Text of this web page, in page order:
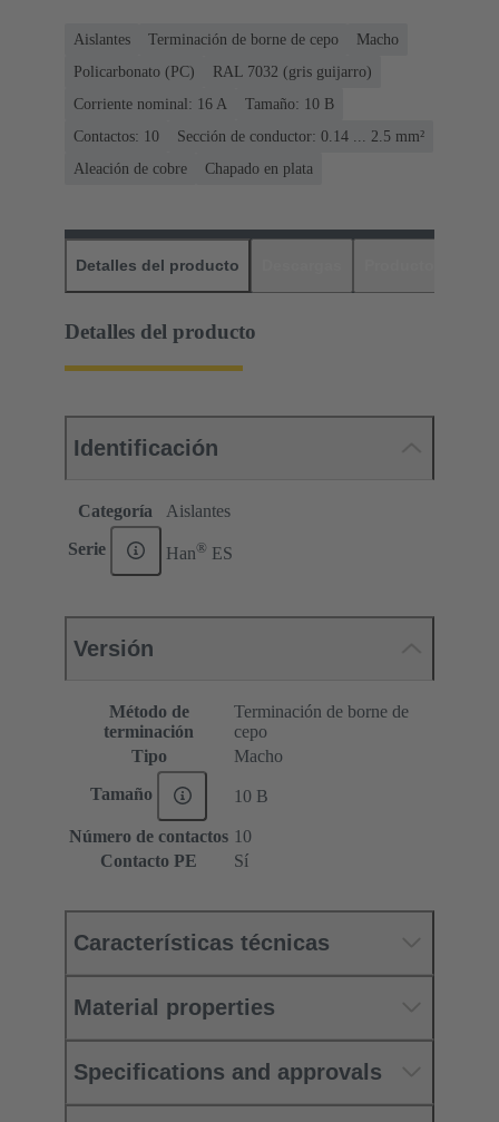
Aislantes Terminación de borne de cepo
Macho
Policarbonato (PC)
RAL 7032 (gris guijarro)
Corriente nominal: ‌16 A
Tamaño: 10 B
Contactos: 10
Sección de conductor: 0.14 ... 2.5 mm²
Aleación de cobre
Chapado en plata
Detalles del producto
Detalles del producto
Identificación
Categoría Aislantes
Serie Han® ES
Versión
Método de
terminación
Terminación de borne de
cepo
Tipo
Macho
Tamaño 10 B
Número de contactos 10
Contacto PE
Sí
Características técnicas
Material properties
Specifications and approvals